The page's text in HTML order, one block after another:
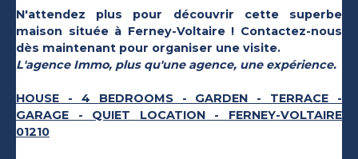
N'attendez plus pour découvrir cette superbe
maison située à Ferney-Voltaire ! Contactez-nous
dès maintenant pour organiser une visite.
L'agence Immo, plus qu'une agence, une expérience.
HOUSE - 4 BEDROOMS - GARDEN - TERRACE -
GARAGE - QUIET LOCATION - FERNEY-VOLTAIRE
01210